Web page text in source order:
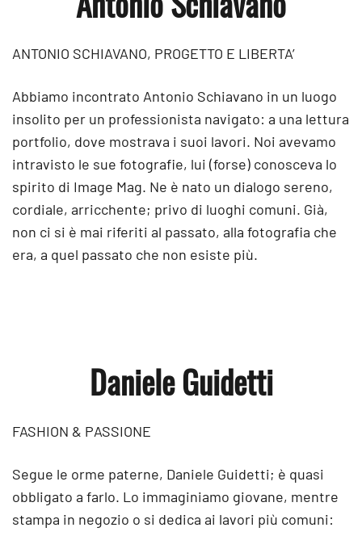
ANTONIO SCHIAVANO, PROGETTO E LIBERTA’
Abbiamo incontrato Antonio Schiavano in un luogo
insolito per un professionista navigato: a una lettura
portfolio, dove mostrava i suoi lavori. Noi avevamo
intravisto le sue fotografie, lui (forse) conosceva lo
spirito di Image Mag. Ne è nato un dialogo sereno,
cordiale, arricchente; privo di luoghi comuni. Già,
non ci si è mai riferiti al passato, alla fotografia che
era, a quel passato che non esiste più.
Daniele Guidetti
FASHION & PASSIONE
Segue le orme paterne, Daniele Guidetti; è quasi
obbligato a farlo. Lo immaginiamo giovane, mentre
stampa in negozio o si dedica ai lavori più comuni: